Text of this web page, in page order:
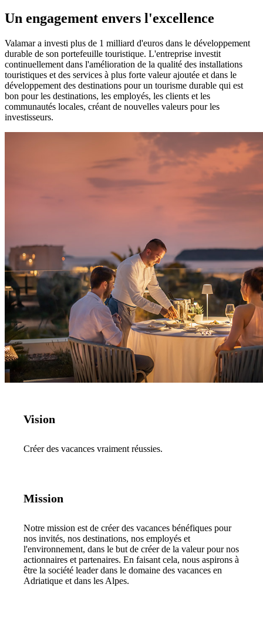
Un engagement envers l'excellence
Valamar a investi plus de 1 milliard d'euros dans le développement
durable de son portefeuille touristique. L'entreprise investit
continuellement dans l'amélioration de la qualité des installations
touristiques et des services à plus forte valeur ajoutée et dans le
développement des destinations pour un tourisme durable qui est
bon pour les destinations, les employés, les clients et les
communautés locales, créant de nouvelles valeurs pour les
investisseurs.
Vision
Créer des vacances vraiment réussies.
Mission
Notre mission est de créer des vacances bénéfiques pour
nos invités, nos destinations, nos employés et
l'environnement, dans le but de créer de la valeur pour nos
actionnaires et partenaires. En faisant cela, nous aspirons à
être la société leader dans le domaine des vacances en
Adriatique et dans les Alpes.